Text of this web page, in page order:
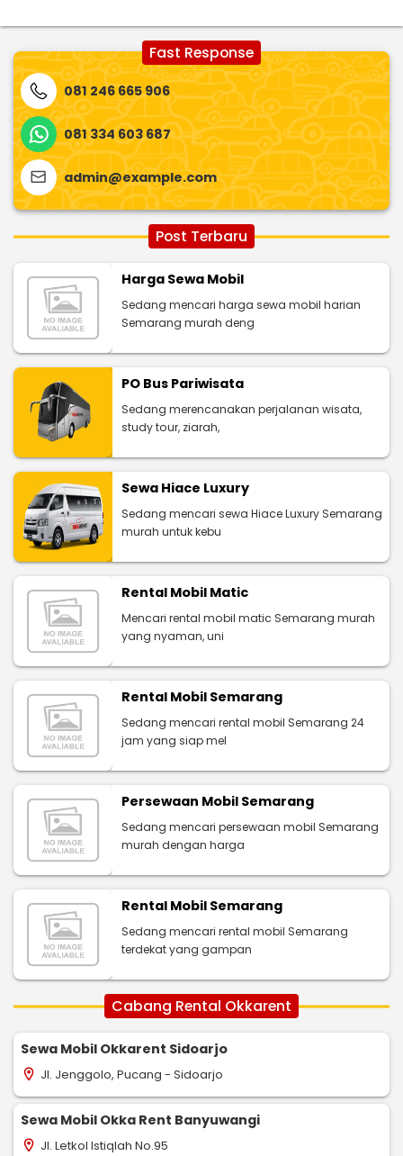
Fast Response
081 246 665 906
081 334 603 687
admin@example.com
Post Terbaru
Harga Sewa Mobil
Sedang mencari harga sewa mobil harian
Semarang murah deng
PO Bus Pariwisata
Sedang merencanakan perjalanan wisata,
study tour, ziarah,
Sewa Hiace Luxury
Sedang mencari sewa Hiace Luxury Semarang
murah untuk kebu
Rental Mobil Matic
Mencari rental mobil matic Semarang murah
yang nyaman, uni
Rental Mobil Semarang
Sedang mencari rental mobil Semarang 24
jam yang siap mel
Persewaan Mobil Semarang
Sedang mencari persewaan mobil Semarang
murah dengan harga
Rental Mobil Semarang
Sedang mencari rental mobil Semarang
terdekat yang gampan
Cabang Rental Okkarent
Sewa Mobil Okkarent Sidoarjo
location_on Jl. Jenggolo, Pucang - Sidoarjo
Sewa Mobil Okka Rent Banyuwangi
location_on Jl. Letkol Istiqlah No.95